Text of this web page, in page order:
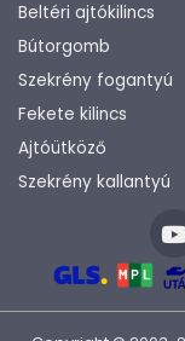
Beltéri ajtókilincs
Bútorgomb
Szekrény fogantyú
Fekete kilincs
Ajtóütköző
Szekrény kallantyú